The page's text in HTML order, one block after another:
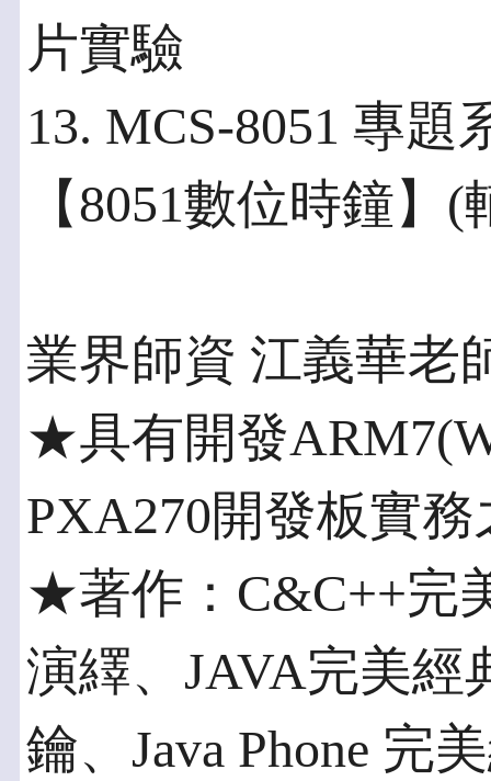
片實驗
13. MCS-8051 專
【8051數位時鐘】
業界師資 江義華老
★具有開發
PXA270開發板實
★著作：C&C++完
演繹、JAVA完美經
鑰、Java Phone 完